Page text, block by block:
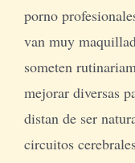
porno
van muy
someten
mejorar diversas
distan de ser
circuitos